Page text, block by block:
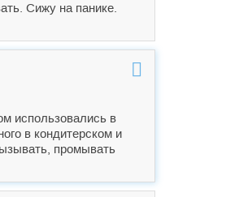
Сижу на панике.
использовались в
в кондитерском и
промывать